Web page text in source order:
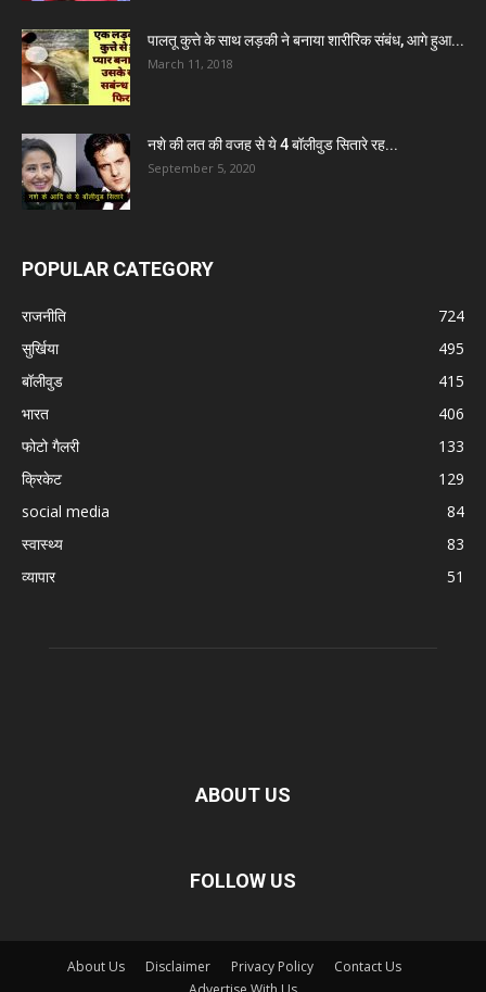
पालतू कुत्ते के साथ लड़की ने बनाया शारीरिक संबंध, आगे हुआ...
March 11, 2018
नशे की लत की वजह से ये 4 बॉलीवुड सितारे रह...
September 5, 2020
POPULAR CATEGORY
राजनीति
724
सुर्खिया
495
बॉलीवुड
415
भारत
406
फोटो गैलरी
133
क्रिकेट
129
social media
84
स्वास्थ्य
83
व्यापार
51
ABOUT US
FOLLOW US
About Us Disclaimer Privacy Policy
Contact Us